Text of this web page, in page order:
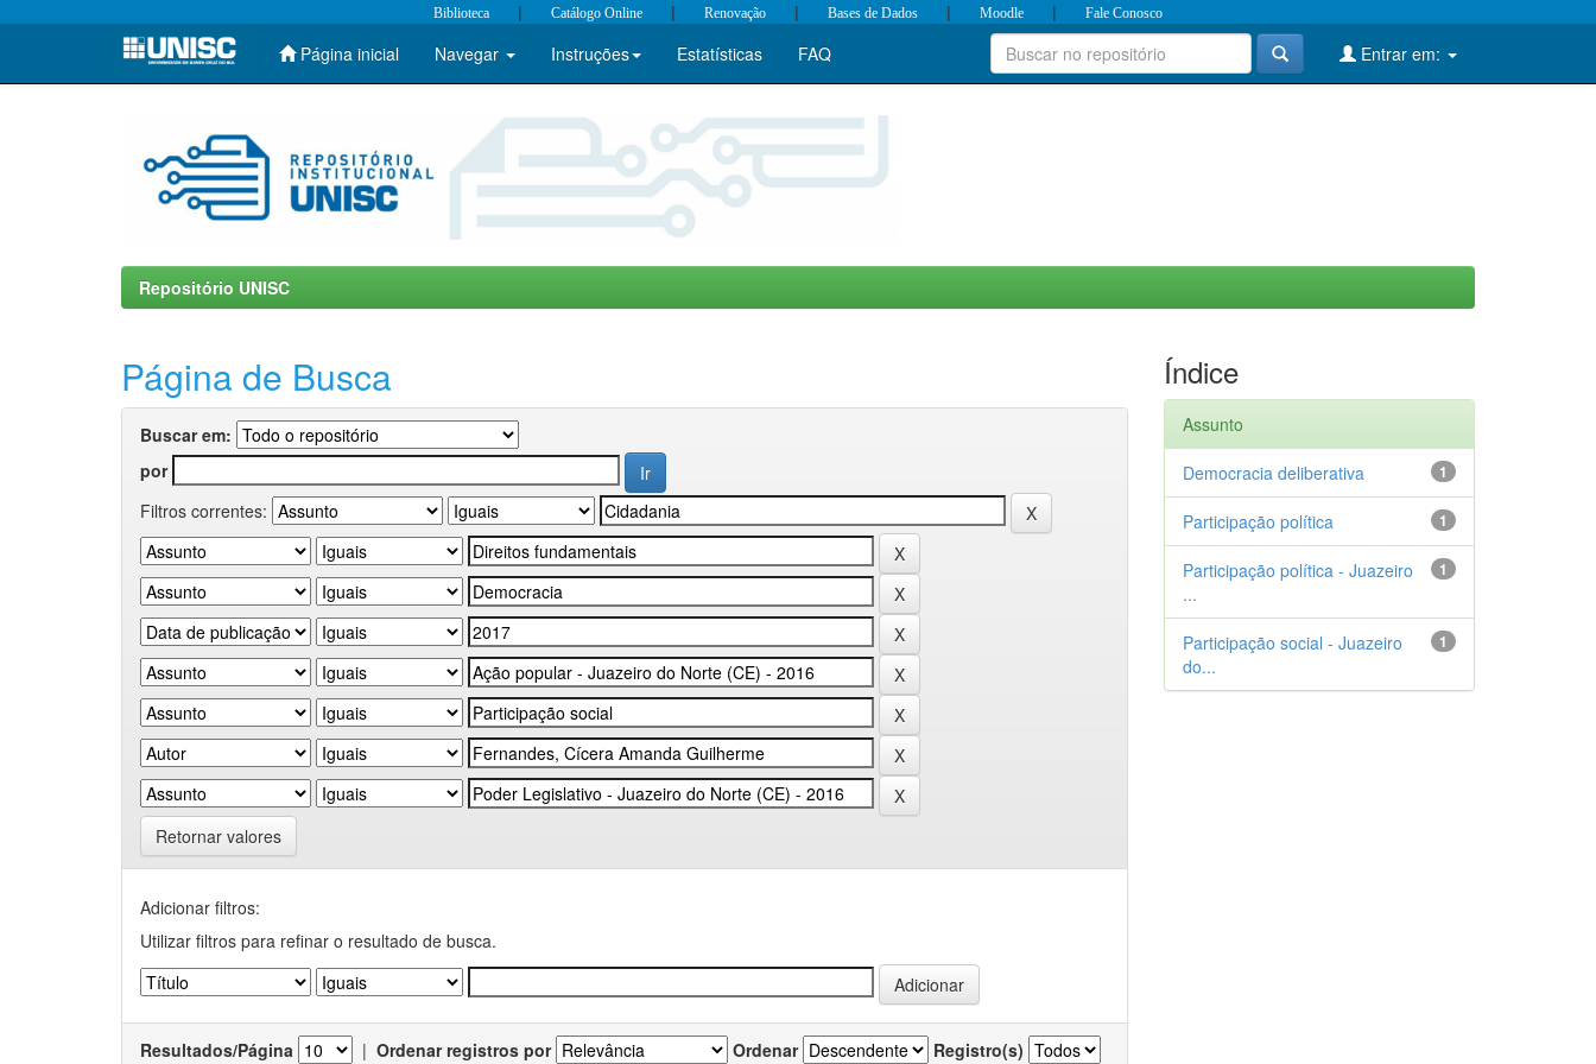
Skip
Biblioteca | Catálogo Online | Renovação | Bases de Dados | Moodle | Fale Conosco
Página inicial Navegar Instruções Estatísticas FAQ Entrar em:
Repositório UNISC
Página de Busca
Buscar em:
por
Filtros correntes:
Retornar valores
Adicionar filtros:
Utilizar filtros para refinar o resultado de busca.
Resultados/Página | Ordenar registros por Ordenar Registro(s)
Índice
Assunto
1
Democracia deliberativa
1
Participação política
1
Participação política - Juazeiro
...
1
Participação social - Juazeiro
do...